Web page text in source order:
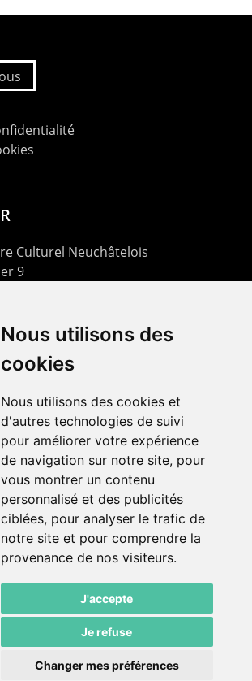
Nous utilisons des
cookies
Nous utilisons des cookies et
d'autres technologies de suivi
pour améliorer votre expérience
de navigation sur notre site, pour
vous montrer un contenu
personnalisé et des publicités
ciblées, pour analyser le trafic de
notre site et pour comprendre la
provenance de nos visiteurs.
J'accepte
Je refuse
Changer mes préférences
Culturel Neuchâtelois
9
+41 32 725 03 03
725 05 05
ABC
Danse Neuchâtel
email